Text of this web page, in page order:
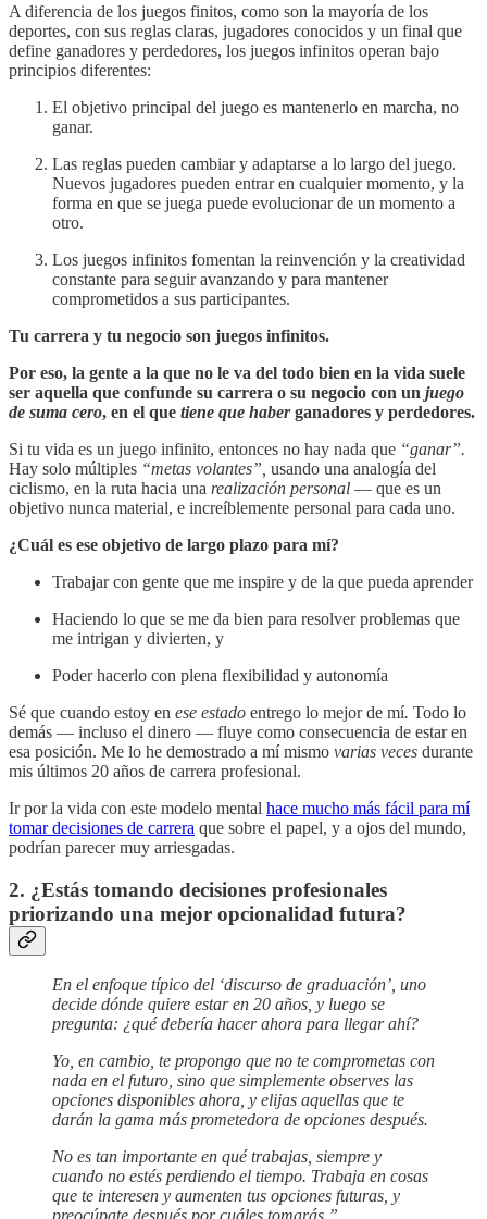
A diferencia de los juegos finitos, como son la mayoría de los
deportes, con sus reglas claras, jugadores conocidos y un final que
define ganadores y perdedores, los juegos infinitos operan bajo
principios diferentes:
El objetivo principal del juego es mantenerlo en marcha, no
ganar.
Las reglas pueden cambiar y adaptarse a lo largo del juego.
Nuevos jugadores pueden entrar en cualquier momento, y la
forma en que se juega puede evolucionar de un momento a
otro.
Los juegos infinitos fomentan la reinvención y la creatividad
constante para seguir avanzando y para mantener
comprometidos a sus participantes.
Tu carrera y tu negocio son juegos infinitos.
Por eso, la gente a la que no le va del todo bien en la vida suele
ser aquella que confunde su carrera o su negocio con un juego
de suma cero, en el que tiene que haberganadores y perdedores.
Si tu vida es un juego infinito, entonces no hay nada que “ganar”.
Hay solo múltiples “metas volantes”, usando una analogía del
ciclismo, en la ruta hacia una realización personal — que es un
objetivo nunca material, e increíblemente personal para cada uno.
¿Cuál es ese objetivo de largo plazo para mí?
Trabajar con gente que me inspire y de la que pueda aprender
Haciendo lo que se me da bien para resolver problemas que
me intrigan y divierten, y
Poder hacerlo con plena flexibilidad y autonomía
Sé que cuando estoy en ese estado entrego lo mejor de mí. Todo lo
demás — incluso el dinero — fluye como consecuencia de estar en
esa posición. Me lo he demostrado a mí mismo varias veces durante
mis últimos 20 años de carrera profesional.
Ir por la vida con este modelo mental hace mucho más fácil para mí
tomar decisiones de carrera que sobre el papel, y a ojos del mundo,
podrían parecer muy arriesgadas.
2. ¿Estás tomando decisiones profesionales
priorizando una mejor opcionalidad futura?
En el enfoque típico del ‘discurso de graduación’, uno
decide dónde quiere estar en 20 años, y luego se
pregunta: ¿qué debería hacer ahora para llegar ahí?
Yo, en cambio, te propongo que no te comprometas con
nada en el futuro, sino que simplemente observes las
opciones disponibles ahora, y elijas aquellas que te
darán la gama más prometedora de opciones después.
No es tan importante en qué trabajas, siempre y
cuando no estés perdiendo el tiempo. Trabaja en cosas
que te interesen y aumenten tus opciones futuras, y